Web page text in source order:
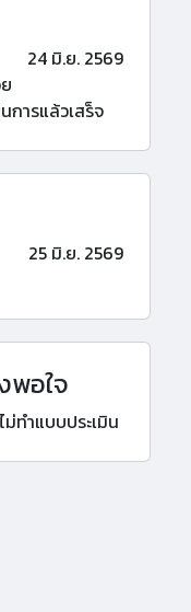
24 มิ.ย. 2569
การแล้วเสร็จ
25 มิ.ย. 2569
พอใจ
ทำแบบประเมิน